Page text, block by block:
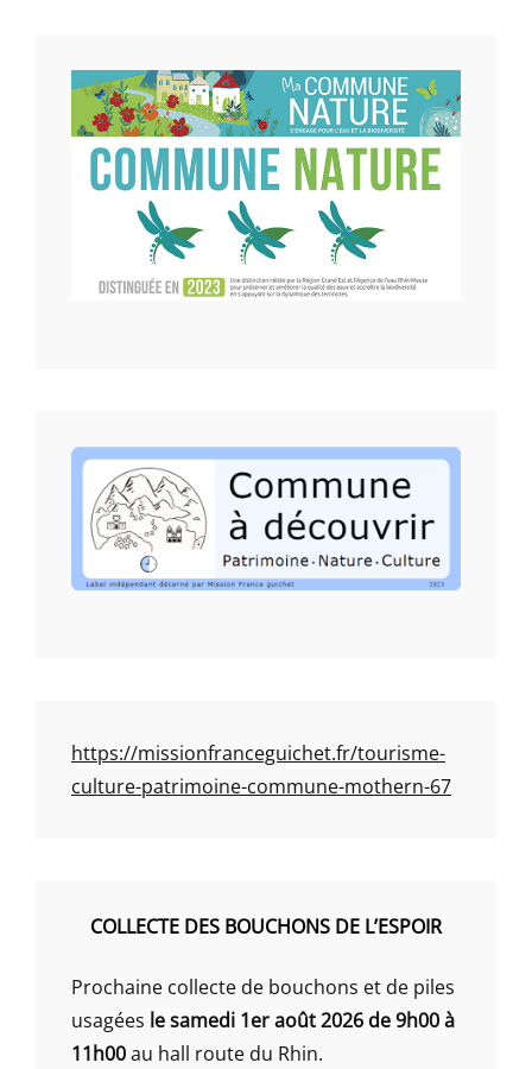
https://missionfranceguichet.fr/tourisme-
culture-patrimoine-commune-mothern-67
COLLECTE DES BOUCHONS DE L’ESPOIR
Prochaine collecte de bouchons et de piles
usagées le samedi 1er août 2026 de 9h00 à
11h00au hall route du Rhin.